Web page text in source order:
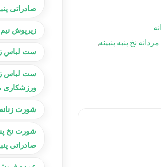
نخ پنبه پنبینه
صادراتی
زیرپوش
ست لباس
ست لباس
ورزشکاری
شورت زنانه
شورت نخ
صادراتی